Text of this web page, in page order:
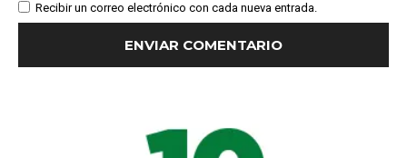
Recibir un correo electrónico con cada nueva entrada.